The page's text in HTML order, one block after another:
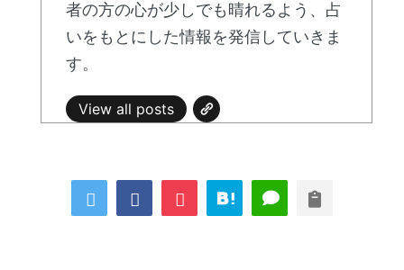
者の方の心が少しでも晴れるよう、占
いをもとにした情報を発信していきま
す。
View all posts